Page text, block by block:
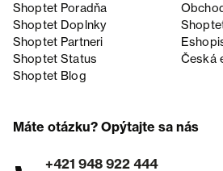
Shoptet Poradňa
Shoptet Doplnky
Shoptet Partneri
Shoptet Status
Česká
Shoptet Blog
Máte otázku? Opýtajte sa nás
+421 948 922 444